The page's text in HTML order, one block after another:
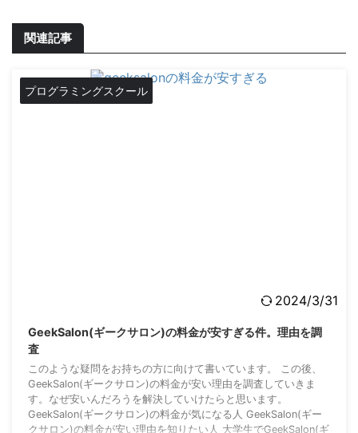
関連記事
プログラミングスクール
2024/3/31
GeekSalon(ギークサロン)の料金が安すぎる件。理由を調
査
このような疑問をお持ちの方に向けて書いています。 この後、
GeekSalon(ギークサロン)の料金が安い理由を調査していきま
す。なぜ安いんだろうを解決していけたらと思います。
GeekSalon(ギークサロン)の料金が気になる人 GeekSalon(ギー
クサロン)の料金が安い理由を知りたい人 大学生でGeekSalon(ギ